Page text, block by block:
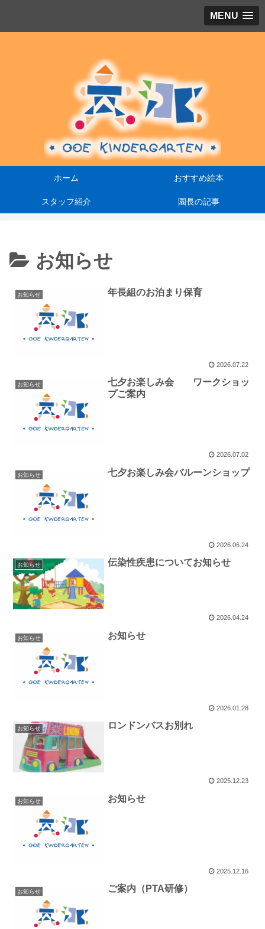
MENU
ホーム おすすめ絵本
スタッフ紹介 園長の記事
お知らせ
お知らせ 年長組のお泊まり保育
2026.07.22
お知らせ
七夕お楽しみ会 ワークショッ
プご案内
2026.07.02
お知らせ 七夕お楽しみ会バルーンショップ
2026.06.24
お知らせ 伝染性疾患についてお知らせ
2026.04.24
お知らせ お知らせ
2026.01.28
お知らせ ロンドンバスお別れ
2025.12.23
お知らせ お知らせ
2025.12.16
お知らせ ご案内（PTA研修）